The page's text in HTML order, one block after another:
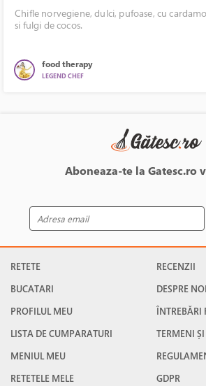
Chifle norvegiene, dulci, pufoase, cu
si fulgi de cocos.
food therapy
LEGEND CHEF
Aboneaza-te la Gatesc.ro
RETETE
BUCATARI
PROFILUL MEU
LISTA DE CUMPARATURI
MENIUL MEU
RETETELE MELE
RECENZII
DESPRE NOI
ÎNTREBĂRI
TERMENI
GDPR